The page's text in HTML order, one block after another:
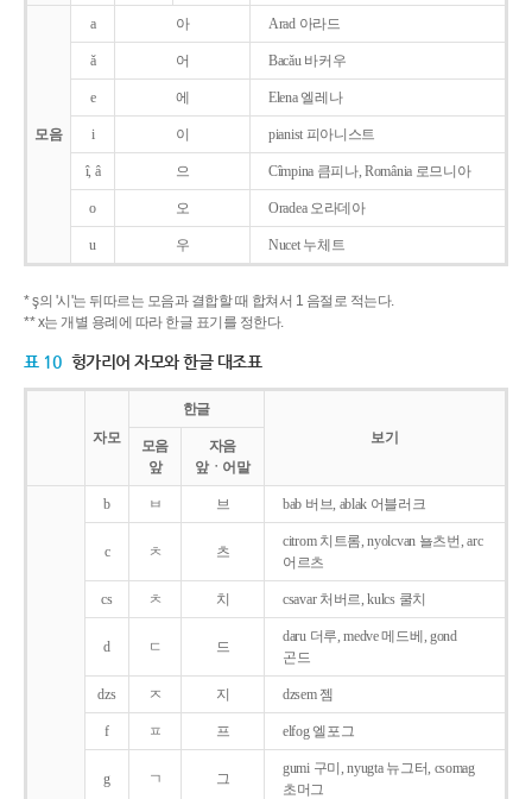
모음
a 아 Arad 아라드
ǎ 어 Bacǎu 바커우
e 에 Elena 엘레나
i 이 pianist 피아니스트
î, â 으 Cîmpina 큼피나, România 로므니아
o 오 Oradea 오라데아
u 우 Nucet 누체트
* ş의 '시'는 뒤따르는 모음과 결합할 때 합쳐서 1 음절로 적는다.
** x는 개별 용례에 따라 한글 표기를 정한다.
표 10 헝가리어 자모와 한글 대조표
자모
한글
보기
모음
앞
자음
앞ㆍ어말
b ㅂ 브 bab 버브, ablak 어블러크
c ㅊ 츠
citrom 치트롬, nyolcvan 뇰츠번, arc
어르츠
cs ㅊ 치 csavar 처버르, kulcs 쿨치
d ㄷ 드
daru 더루, medve 메드베, gond
곤드
dzs ㅈ 지 dzsem 젬
f ㅍ 프 elfog 엘포그
g ㄱ 그
gumi 구미, nyugta 뉴그터, csomag
초머그